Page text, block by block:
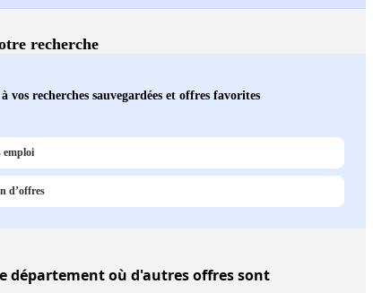
recherche
vos recherches sauvegardées et offres favorites
emploi
d’offres
département où d'autres offres sont